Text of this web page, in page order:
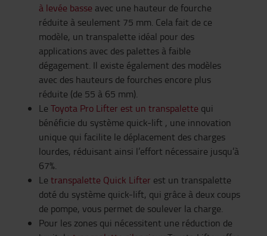
à levée basse avec une hauteur de fourche
réduite à seulement 75 mm. Cela fait de ce
modèle, un transpalette idéal pour des
applications avec des palettes à faible
dégagement. Il existe également des modèles
avec des hauteurs de fourches encore plus
réduite (de 55 à 65 mm).
Le Toyota Pro Lifter est un transpalette qui
bénéficie du système quick-lift , une innovation
unique qui facilite le déplacement des charges
lourdes, réduisant ainsi l’effort nécessaire jusqu’à
67%.
Le transpalette Quick Lifter est un transpalette
doté du système quick-lift, qui grâce à deux coups
de pompe, vous permet de soulever la charge.
Pour les zones qui nécessitent une réduction de